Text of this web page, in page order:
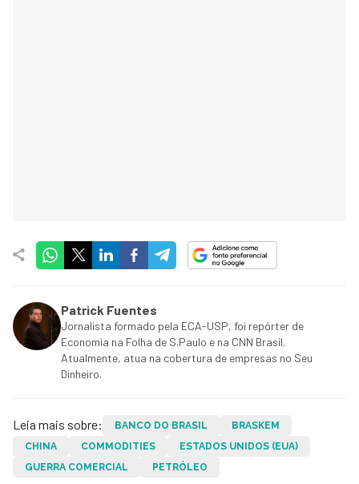
Patrick Fuentes
Jornalista formado pela ECA-USP, foi repórter de
Economia na Folha de S.Paulo e na CNN Brasil.
Atualmente, atua na cobertura de empresas no Seu
Dinheiro.
Leia mais sobre: BANCO DO BRASIL
BRASKEM
CHINA
COMMODITIES
ESTADOS UNIDOS (EUA)
GUERRA COMERCIAL
PETRÓLEO